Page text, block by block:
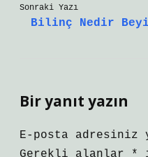
Sonraki Yazı
Bilinç Nedir
Bir yanıt yazın
E-posta adresiniz
Gerekli alanlar
*